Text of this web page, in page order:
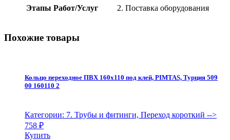
Этапы Работ/Услуг 2. Поставка оборудования
Похожие товары
Кольцо переходное ПВХ 160х110 под клей, PIMTAS, Турция 509
00 160110 2
Категории: 7. Трубы и фитинги, Переход короткий -->
758 ₽
Купить